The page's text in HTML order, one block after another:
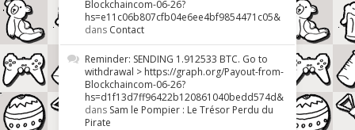
Blockchaincom-06-26?
hs=e11c06b807cfb04e6ee4bf9854471c05&
dans Contact
Reminder: SENDING 1.912533 BTC. Go to
withdrawal > https://graph.org/Payout-from-
Blockchaincom-06-26?
hs=d1f13d7ff96422b120861040bedd574d&
dans Sam le Pompier : Le Trésor Perdu du
Pirate